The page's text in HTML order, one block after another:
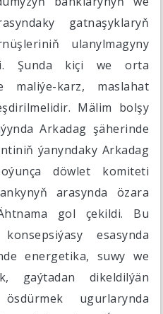
gatnaşyklaryň
ulanylmagyny
Şunda kiçi we orta
maliýe-karz, maslahat
Mälim bolşy
Arkadag şäherinde
ýanyndaky Arkadag
döwlet komiteti
arasynda özara
gol çekildi. Bu
esasynda
energetika, suwy we
gaýtadan dikeldilýän
ugurlarynda